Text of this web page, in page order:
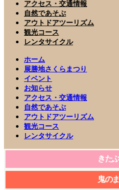
アクセス・交通情報
自然であそぶ
アウトドアツーリズム
観光コース
レンタサイクル
ホーム
展勝地さくらまつり
イベント
お知らせ
アクセス・交通情報
自然であそぶ
アウトドアツーリズム
観光コース
レンタサイクル
きた
鬼の